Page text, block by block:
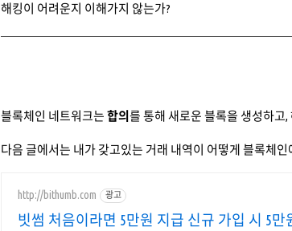
해킹이 어려운지 이해가지 않는가?
블록체인 네트워크는 합의 를 통해 새로운 블록을 생성하고
다음 글에서는 내가 갖고있는 거래 내역이 어떻게 블록체
http://bithumb.com 광고
빗썸 처음이라면 5만원 지급 신규 가입 시 5만